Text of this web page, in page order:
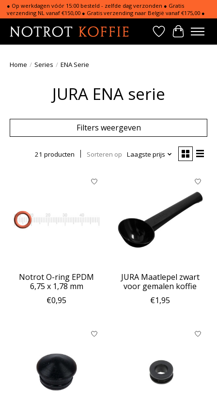
● Op werkdagen vóór 15:00 besteld - zelfde dag verzonden ● Gratis
verzending NL vanaf €150,00 ● Gratis verzending naar België vanaf €175,00 ●
Verlanglijst
Home / Series / ENA Serie
JURA ENA serie
Filters weergeven
21 producten Sorteren op Laagste prijs
Notrot O-ring EPDM
6,75 x 1,78 mm
€0,95
JURA Maatlepel zwart
voor gemalen koffie
€1,95